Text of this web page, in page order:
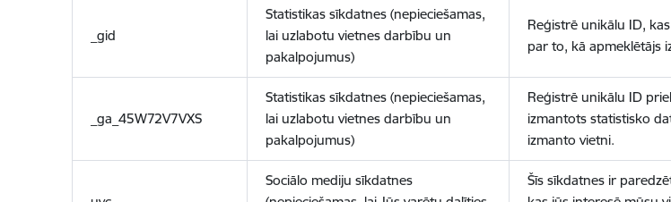
_gid
Statistikas sīkdatnes (nepieciešamas,
lai uzlabotu vietnes darbību un
pakalpojumus)
Reģistrē unikālu ID,
par to, kā apmeklētājs
_ga_45W72V7VXS
Statistikas sīkdatnes (nepieciešamas,
lai uzlabotu vietnes darbību un
pakalpojumus)
Reģistrē unikālu ID
izmantots statistisko
izmanto vietni.
Sociālo mediju sīkdatnes
Šīs sīkdatnes ir